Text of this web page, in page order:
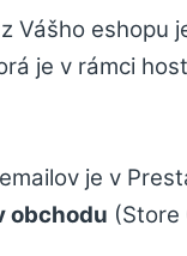
Vášho
je v rámci
je v
obchodu